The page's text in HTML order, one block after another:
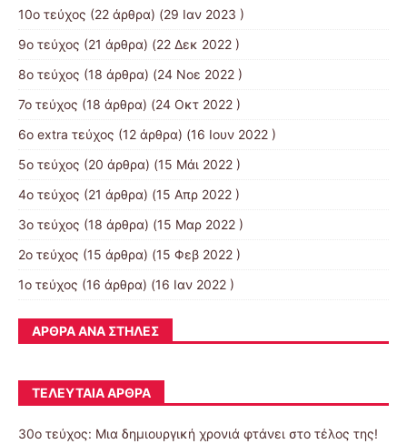
10o τεύχος (22 άρθρα) (29 Ιαν 2023 )
9ο τεύχος (21 άρθρα) (22 Δεκ 2022 )
8ο τεύχος (18 άρθρα) (24 Νοε 2022 )
7ο τεύχος (18 άρθρα) (24 Οκτ 2022 )
6ο extra τεύχος (12 άρθρα) (16 Ιουν 2022 )
5ο τεύχος (20 άρθρα) (15 Μάι 2022 )
4ο τεύχος (21 άρθρα) (15 Απρ 2022 )
3ο τεύχος (18 άρθρα) (15 Μαρ 2022 )
2ο τεύχος (15 άρθρα) (15 Φεβ 2022 )
1ο τεύχος (16 άρθρα) (16 Ιαν 2022 )
ΆΡΘΡΑ ΑΝΆ ΣΤΉΛΕΣ
ΤΕΛΕΥΤΑΊΑ ΆΡΘΡΑ
30o τεύχος: Μια δημιουργική χρονιά φτάνει στο τέλος της!